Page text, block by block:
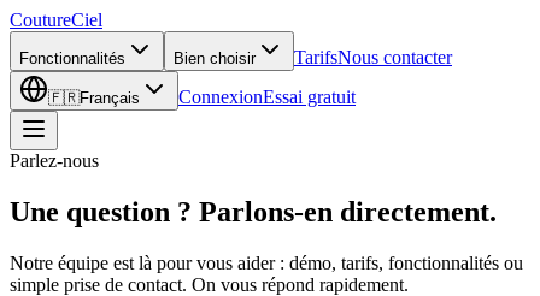
CoutureCiel
Fonctionnalités Bien choisir TarifsNous contacter
🇫🇷Français ConnexionEssai gratuit
Parlez-nous
Une question ? Parlons-en directement.
Notre équipe est là pour vous aider : démo, tarifs, fonctionnalités ou
simple prise de contact. On vous répond rapidement.